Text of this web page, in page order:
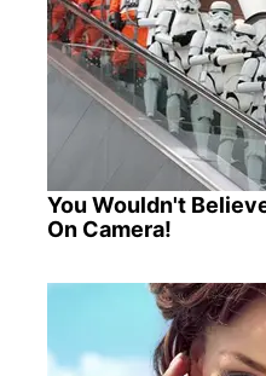
You Wouldn't
On Camera!